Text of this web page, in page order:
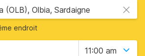
(OLB), Olbia, Sardaigne
endroit
11:00 am